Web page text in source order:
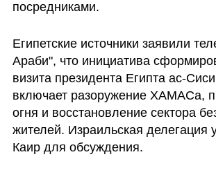
посредниками.
Египетские источники заявили
Араби", что инициатива
визита президента Египта ас-
включает разоружение ХАМАСа,
огня и восстановление сектора
жителей. Израильская делегация
Каир для обсуждения.